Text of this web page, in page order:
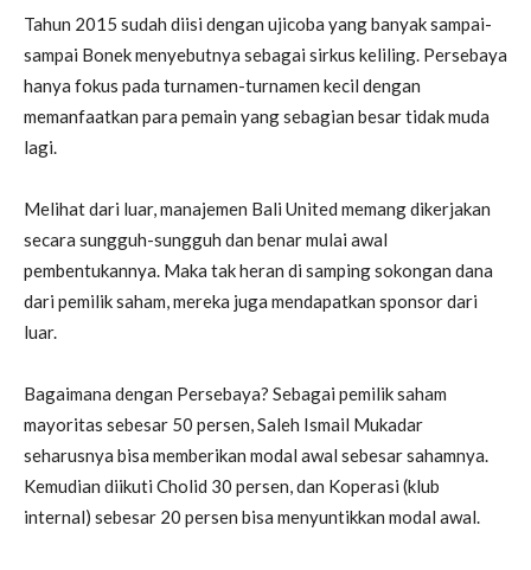
Tahun 2015 sudah diisi dengan ujicoba yang banyak sampai-
sampai Bonek menyebutnya sebagai sirkus keliling. Persebaya
hanya fokus pada turnamen-turnamen kecil dengan
memanfaatkan para pemain yang sebagian besar tidak muda
lagi.
Melihat dari luar, manajemen Bali United memang dikerjakan
secara sungguh-sungguh dan benar mulai awal
pembentukannya. Maka tak heran di samping sokongan dana
dari pemilik saham, mereka juga mendapatkan sponsor dari
luar.
Bagaimana dengan Persebaya? Sebagai pemilik saham
mayoritas sebesar 50 persen, Saleh Ismail Mukadar
seharusnya bisa memberikan modal awal sebesar sahamnya.
Kemudian diikuti Cholid 30 persen, dan Koperasi (klub
internal) sebesar 20 persen bisa menyuntikkan modal awal.